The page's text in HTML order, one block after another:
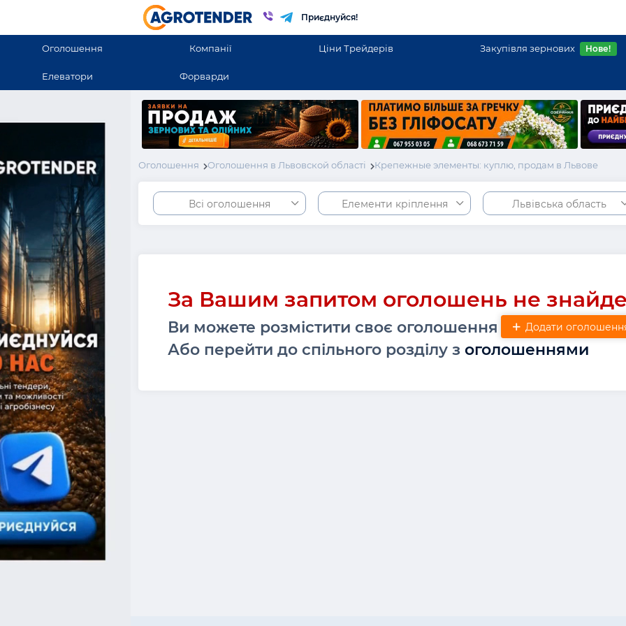
Приєднуйся!
Оголошення Компанії Ціни Трейдерів Закупівля зернових Нове!
Елеватори Форварди
Оголошення Оголошення в Львовской області Крепежные элементы: куплю, продам в Львове
Всі оголошення Елементи кріплення Львівська область
За Вашим запитом оголошень не
Ви можете розмістити своє оголошення Додати
Або перейти до спільного розділу з оголошеннями